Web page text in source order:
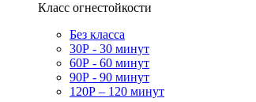
Класс огнестойкости
Без класса
30Р - 30 минут
60Р - 60 минут
90Р - 90 минут
120Р – 120 минут